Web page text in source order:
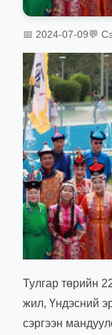
📅 2024-07-09💬
Тулгар төрийн
жил, Үндэсний
сэргээн